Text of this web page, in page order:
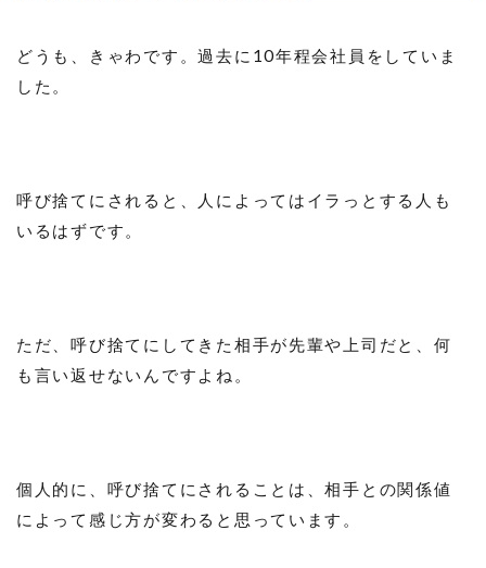
どうも、きゃわです。過去に10年程会社員をしていま
した。
呼び捨てにされると、人によってはイラっとする人も
いるはずです。
ただ、呼び捨てにしてきた相手が先輩や上司だと、何
も言い返せないんですよね。
個人的に、呼び捨てにされることは、相手との関係値
によって感じ方が変わると思っています。